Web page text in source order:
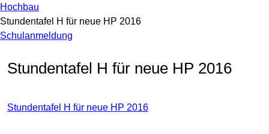
Hochbau
Stundentafel H für neue HP 2016
Schulanmeldung
Stundentafel H für neue HP 2016
Stundentafel H für neue HP 2016